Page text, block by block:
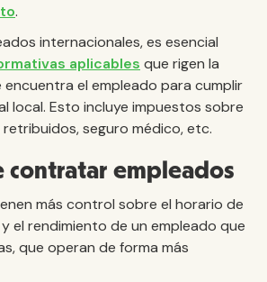
.
internacionales, es esencial
aplicables que rigen la
encuentra el empleado para cumplir
local. Esto incluye impuestos sobre
retribuidos, seguro médico, etc.
contratar empleados
más control sobre el horario de
el rendimiento de un empleado que
que operan de forma más